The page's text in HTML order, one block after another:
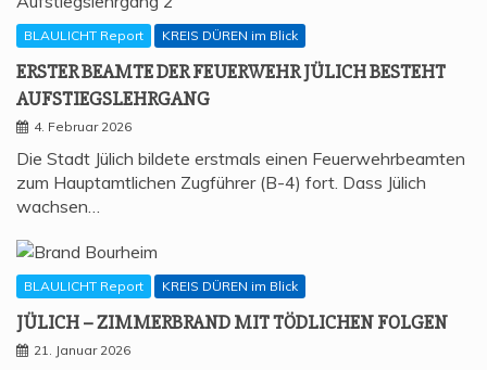
BLAULICHT Report KREIS DÜREN im Blick
ERS­TER BEAM­TE DER FEU­ER­WEHR JÜLICH BESTEHT
AUFSTIEGSLEHRGANG
4. Februar 2026
Die Stadt Jülich bildete erstmals einen Feuerwehrbeamten
zum Hauptamtlichen Zugführer (B-4) fort. Dass Jülich
wachsen…
BLAULICHT Report KREIS DÜREN im Blick
JÜLICH – ZIM­MER­BRAND MIT TÖD­LI­CHEN FOLGEN
21. Januar 2026